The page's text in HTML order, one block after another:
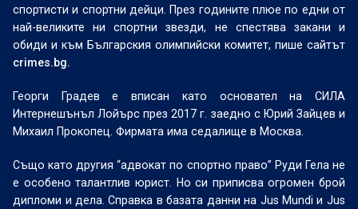
спортисти и спортни дейци. През годините плюе по едни от
най-великите ни спортни звезди, не спестява закани и
обиди и към Българския олимпийски комитет, пише сайтът
crimes.bg.
Георги Градев е вписан като основател на СИЛА
Интернешънъл Лойърс през 2017 г. заедно с Юрий Зайцев и
Михаил Прокопец. Фирмата има седалище в Москва.
Също като другия “адвокат по спортно право” Руди Гела не
е особено талантлив юрист. Но си приписва огромен брой
дипломи и дела. Справка в базата данни на Jus Mundi и Jus